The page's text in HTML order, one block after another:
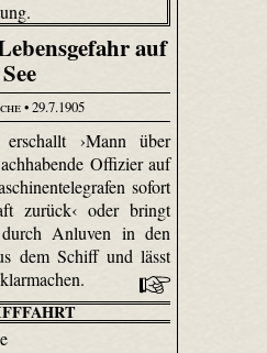
auf
See
• 29.7.1905
›Mann über
Offizier auf
sofort
zurück‹ oder bringt
Anluven in den
dem Schiff und lässt